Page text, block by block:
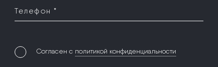
Телефон *
Согласен с политикой конфиденциальности